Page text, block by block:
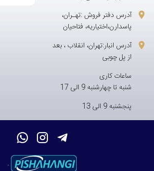
آدرس دفتر فروش :تهـران،
پاسدارن،اختیاریه، فتاحیان
آدرس انبار:تهران، انقلاب ، بعد
از پل چوبی
ساعات کاری
شنبه تا چهارشنبه 9 الی 17
پنجشنبه 9 الی 13
.